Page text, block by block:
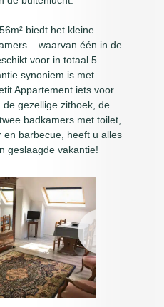
biedt het kleine
– waarvan één in de
voor in totaal 5
synoniem is met
Appartement iets voor
de gezellige zithoek, de
badkamers met toilet,
barbecue, heeft u alles
geslaagde vakantie!